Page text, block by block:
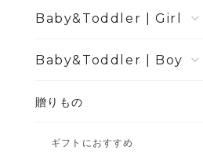
Girl
Boy
贈りもの
ギフトにおすすめ